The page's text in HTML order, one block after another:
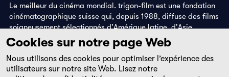
Le meilleur du cinéma mondial. trigon-film est une fondation
cinématographique suisse qui, depuis 1988, diffuse des films
soigneusement sélectionnés d'Amérique latine, d'Asie,
d'Afrique et d'Europe de l'Est, dans les salles de cinéma,
grâce à ses propres éditions DVD et sur la plateforme de
streaming filmingo.
Cookies sur notre page Web
Nous utilisons des cookies pour optimiser l’expérience des
utilisateurs sur notre site Web. Lisez notre